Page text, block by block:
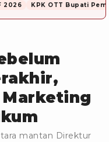
2026 KPK OTT Bupati
mantan Direktur